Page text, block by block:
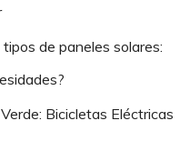
de paneles solares:
Bicicletas Eléctricas